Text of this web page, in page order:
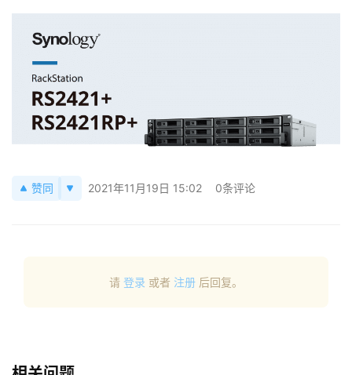
博 赞同 2021年11月19日 15:02 0条评论
请 登录 或者 注册 后回复。